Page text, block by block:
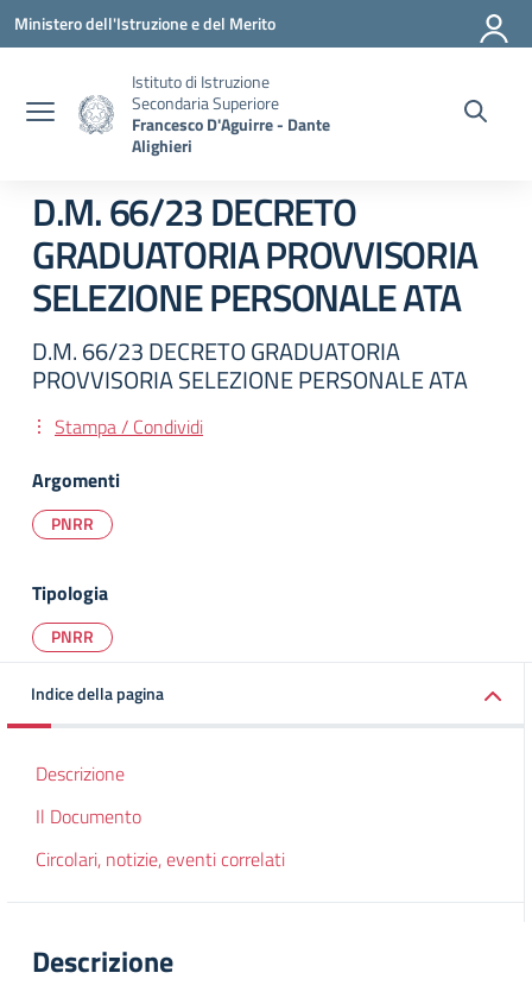
Vai ai contenuti
Vai al menu di navigazione
Vai al footer
Ministero dell'Istruzione e del Merito
Istituto di Istruzione
Secondaria Superiore
Francesco D'Aguirre - Dante
Alighieri
D.M. 66/23 DECRETO
GRADUATORIA PROVVISORIA
SELEZIONE PERSONALE ATA
D.M. 66/23 DECRETO GRADUATORIA
PROVVISORIA SELEZIONE PERSONALE ATA
Stampa / Condividi
Argomenti
PNRR
Tipologia
PNRR
Indice della pagina
Descrizione
Il Documento
Circolari, notizie, eventi correlati
Descrizione